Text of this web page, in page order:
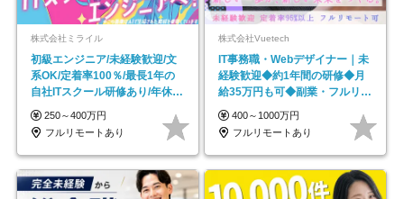
株式会社ミライル
初級エンジニア/未経験歓迎/文
系OK/定着率100％/最長1年の
自社ITスクール研修あり/年休
130日
250～400万円
フルリモートあり
株式会社Vuetech
IT事務職・Webデザイナー｜未
経験歓迎◆約1年間の研修◆月
給35万円も可◆副業・フルリモ
ート可◆年休126日
400～1000万円
フルリモートあり